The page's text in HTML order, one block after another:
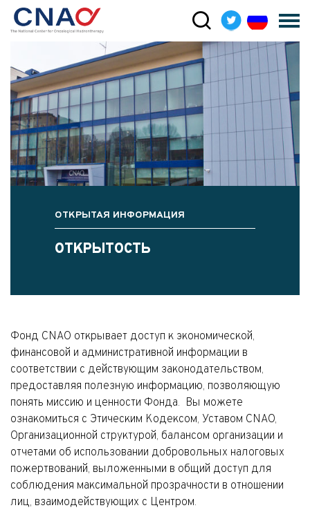
ОТКРЫТАЯ ИНФОРМАЦИЯ
ОТКРЫТОСТЬ
Фонд CNAO открывает доступ к экономической,
финансовой и административной информации в
соответствии с действующим законодательством,
предоставляя полезную информацию, позволяющую
понять миссию и ценности Фонда. Вы можете
ознакомиться с Этическим Кодексом, Уставом CNAO,
Организационной структурой, балансом организации и
отчетами об использовании добровольных налоговых
пожертвований, выложенными в общий доступ для
соблюдения максимальной прозрачности в отношении
лиц, взаимодействующих с Центром.